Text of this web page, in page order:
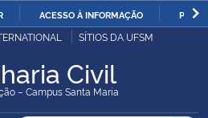
IR
O
ACESSO À INFORMAÇÃO
Pública
SÍTIOS DA UFSM
Civil
– Campus Santa Maria